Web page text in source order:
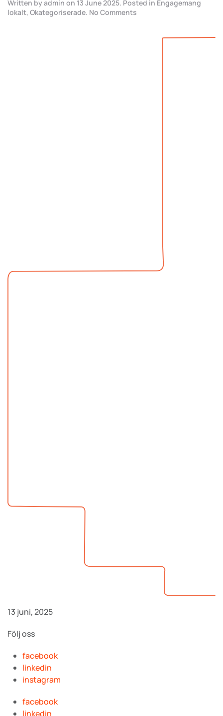
Written byadmin on 13 June 2025. Posted in Engagemang
lokalt, Okategoriserade. No Comments
framtidens
13 juni, 2025
Följ oss
facebook
linkedin
instagram
facebook
linkedin